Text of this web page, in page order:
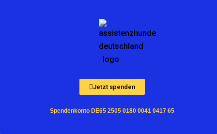
Jetzt spenden
Spendenkonto DE65 2505 0180 0041 0417 65